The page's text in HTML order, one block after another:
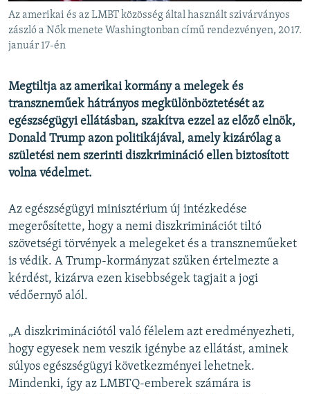
KÖVESSEN MINKET!
Valamennyi RFE/RL weboldal
Az amerikai és az LMBT közösség által használt szivárványos
zászló a Nők menete Washingtonban című rendezvényen, 2017.
január 17-én
Megtiltja az amerikai kormány a melegek és
transzneműek hátrányos megkülönböztetését az
egészségügyi ellátásban, szakítva ezzel az előző elnök,
Donald Trump azon politikájával, amely kizárólag a
születési nem szerinti diszkrimináció ellen biztosított
volna védelmet.
Az egészségügyi minisztérium új intézkedése
megerősítette, hogy a nemi diszkriminációt tiltó
szövetségi törvények a melegeket és a transzneműeket
is védik. A Trump-kormányzat szűken értelmezte a
kérdést, kizárva ezen kisebbségek tagjait a jogi
védőernyő alól.
„A diszkriminációtól való félelem azt eredményezheti,
hogy egyesek nem veszik igénybe az ellátást, aminek
súlyos egészségügyi következményei lehetnek.
Mindenki, így az LMBTQ-emberek számára is